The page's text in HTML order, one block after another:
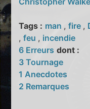
Tags : man ,fire ,
,feu , incendie
6 Erreurs dont :
3 Tournage
1 Anecdotes
2 Remarques